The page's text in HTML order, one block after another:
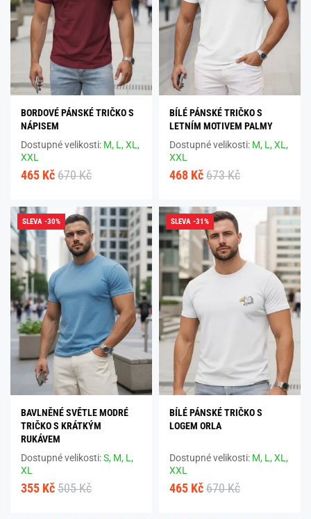
BORDOVÉ PÁNSKÉ TRIČKO S
NÁPISEM
Dostupné velikosti: M, L,XL,
XXL
465 Kč 670 Kč
BÍLÉ PÁNSKÉ TRIČKO S
LETNÍM MOTIVEM PALMY
Dostupné velikosti: M, L,XL,
XXL
468 Kč 673 Kč
SLEVA -30%
BAVLNĚNÉ SVĚTLE MODRÉ
TRIČKO S KRÁTKÝM
RUKÁVEM
Dostupné velikosti:S, M, L,
XL
355 Kč 505 Kč
SLEVA -31%
BÍLÉ PÁNSKÉ TRIČKO S
LOGEM ORLA
Dostupné velikosti: M, L,XL,
XXL
465 Kč 670 Kč